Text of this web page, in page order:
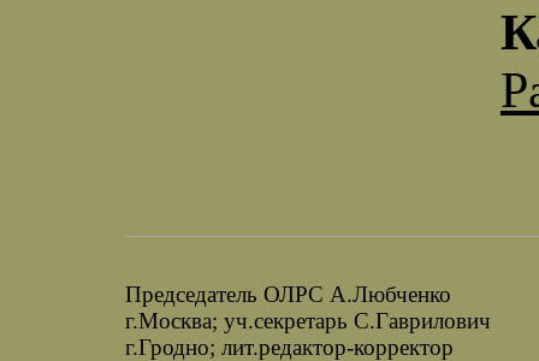
Председатель ОЛРС А.Любченко
г.Москва; уч.секретарь С.Гаврилович
г.Гродно; лит.редактор-корректор